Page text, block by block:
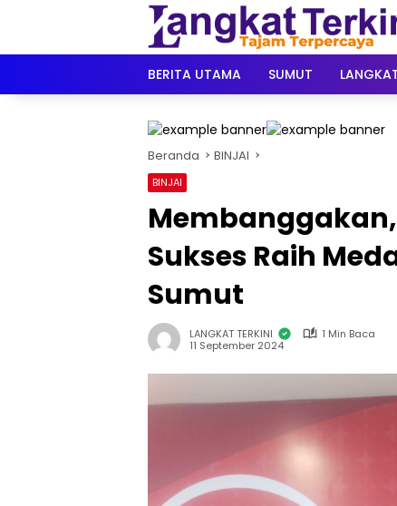
BERITA UTAMA
SUMUT
Beranda BINJAI
BINJAI
Sukses Raih
Sumut
LANGKAT TERKINI
1 Min Baca
11 September 2024